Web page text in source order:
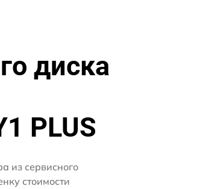
диска
PLUS
из сервисного
стоимости